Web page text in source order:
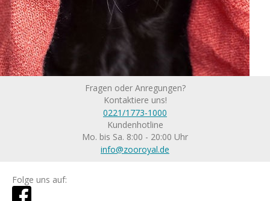
Fragen oder Anregungen?
Kontaktiere uns!
0221/1773-1000
Kundenhotline
Mo. bis Sa. 8:00 - 20:00 Uhr
info@zooroyal.de
Folge uns auf: